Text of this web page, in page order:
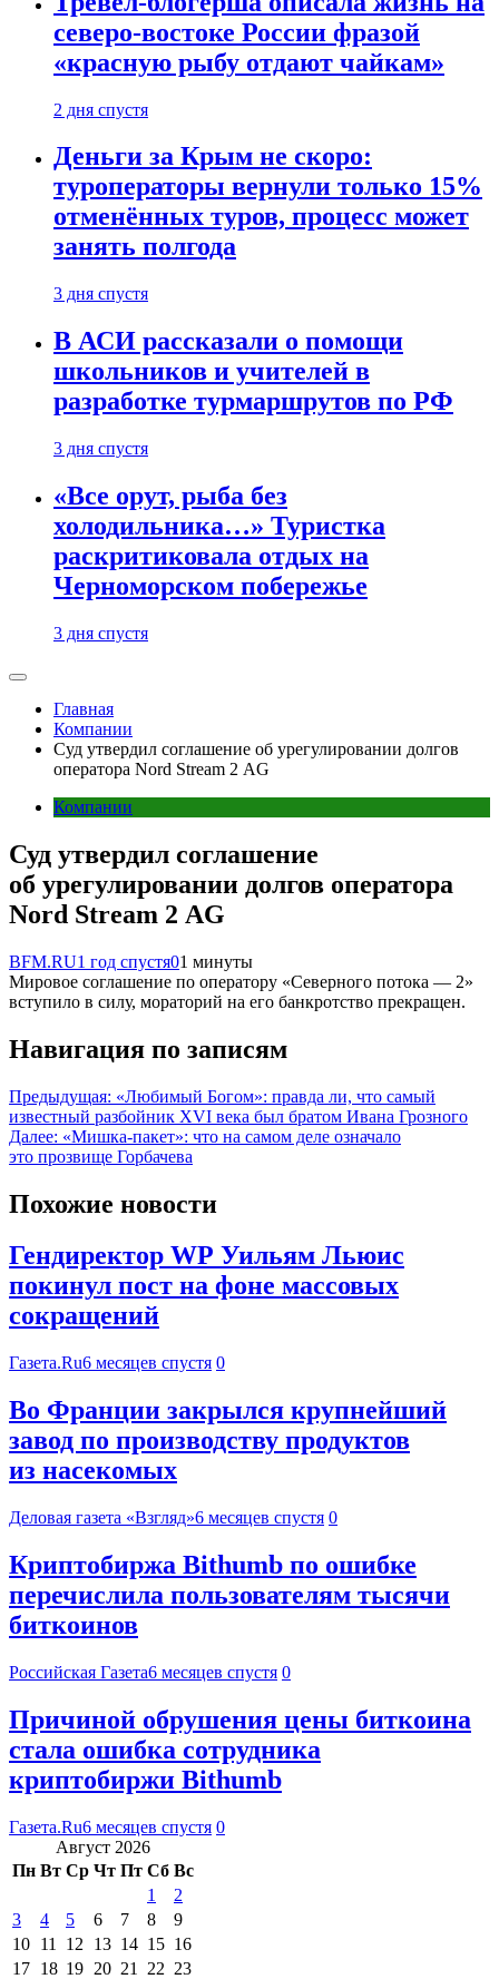
северо-востоке России фразой
«красную рыбу отдают чайкам»
2 дня спустя
Деньги за Крым не скоро:
туроператоры вернули только 15%
отменённых туров, процесс может
занять полгода
3 дня спустя
В АСИ рассказали о помощи
школьников и учителей в
разработке турмаршрутов по РФ
3 дня спустя
«Все орут, рыба без
холодильника…» Туристка
раскритиковала отдых на
Черноморском побережье
3 дня спустя
Главная
Компании
Суд утвердил соглашение об урегулировании долгов
оператора Nord Stream 2 AG
Компании
Суд утвердил соглашение
об урегулировании долгов оператора
Nord Stream 2 AG
BFM.RU1 год спустя01 минуты
Мировое соглашение по оператору «Северного потока — 2»
вступило в силу, мораторий на его банкротство прекращен.
Навигация по записям
Предыдущая: «Любимый Богом»: правда ли, что самый
известный разбойник XVI века был братом Ивана Грозного
Далее: «Мишка-пакет»: что на самом деле означало
это прозвище Горбачева
Похожие новости
Гендиректор WP Уильям Льюис
покинул пост на фоне массовых
сокращений
Газета.Ru6 месяцев спустя 0
Во Франции закрылся крупнейший
завод по производству продуктов
из насекомых
Деловая газета «Взгляд»6 месяцев спустя 0
Криптобиржа Bithumb по ошибке
перечислила пользователям тысячи
биткоинов
Российская Газета6 месяцев спустя 0
Причиной обрушения цены биткоина
стала ошибка сотрудника
криптобиржи Bithumb
Газета.Ru6 месяцев спустя 0
Август 2026
Пн Вт Ср Чт Пт Сб Вс
1
2
3
4 5 6 7 8
9
10 11 12 13 14 15 16
17 18 19 20 21 22 23